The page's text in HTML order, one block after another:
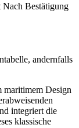
Nach Bestätigung
andernfalls
maritimem Design
integriert die
klassische